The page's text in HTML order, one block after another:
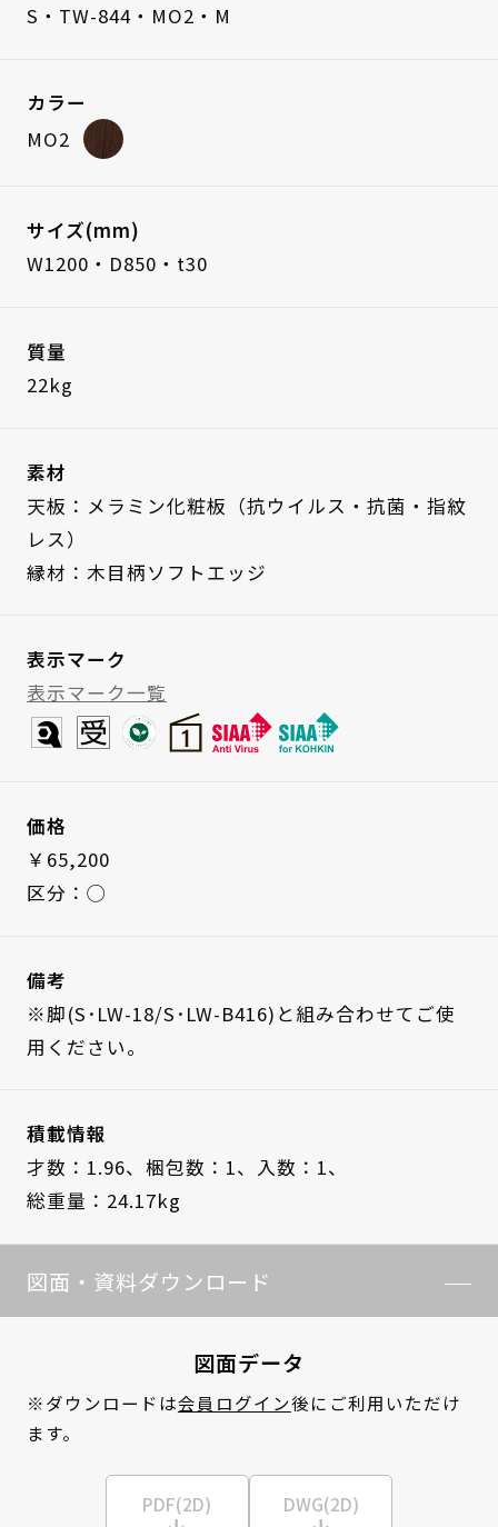
S・TW-844・MO2・M
カラー
MO2
サイズ(mm)
W1200・D850・t30
質量
22kg
素材
天板：メラミン化粧板（抗ウイルス・抗菌・指紋
レス）
縁材：木目柄ソフトエッジ
表示マーク
表示マーク一覧
価格
￥65,200
区分：◯
備考
※脚(S･LW-18/S･LW-B416)と組み合わせてご使
用ください。
積載情報
才数：1.96、 梱包数：1、 入数：1、
総重量：24.17kg
図面・資料ダウンロード
図面データ
※ダウンロードは会員ログイン後にご利用いただけ
ます。
PDF(2D) DWG(2D)